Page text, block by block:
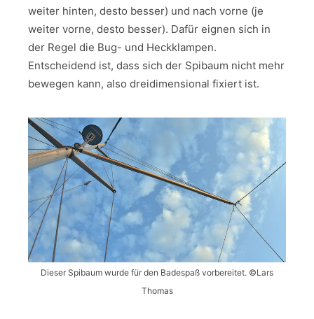
weiter hinten, desto besser) und nach vorne (je
weiter vorne, desto besser). Dafür eignen sich in
der Regel die Bug- und Heckklampen.
Entscheidend ist, dass sich der Spibaum nicht mehr
bewegen kann, also dreidimensional fixiert ist.
Dieser Spibaum wurde für den Badespaß vorbereitet. ©Lars
Thomas